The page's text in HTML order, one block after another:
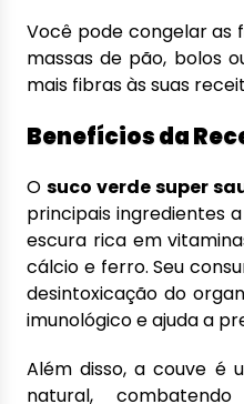
Você pode congelar as
massas de pão, bolos
mais fibras às suas
Benefícios da
O suco verde super
principais ingredientes a
escura rica em
cálcio e ferro. Seu
desintoxicação do
imunológico e ajuda a
Além disso, a couve é
natural,